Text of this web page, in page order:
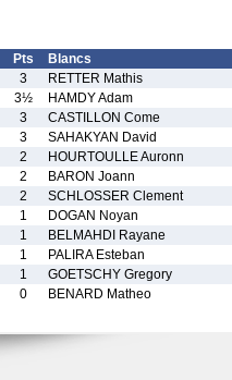
Pts Blancs
3 RETTER Mathis
3½ HAMDY Adam
3 CASTILLON Come
3 SAHAKYAN David
2 HOURTOULLE Auronn
2 BARON Joann
2 SCHLOSSER Clement
1 DOGAN Noyan
1 BELMAHDI Rayane
1 PALIRA Esteban
1 GOETSCHY Gregory
0 BENARD Matheo